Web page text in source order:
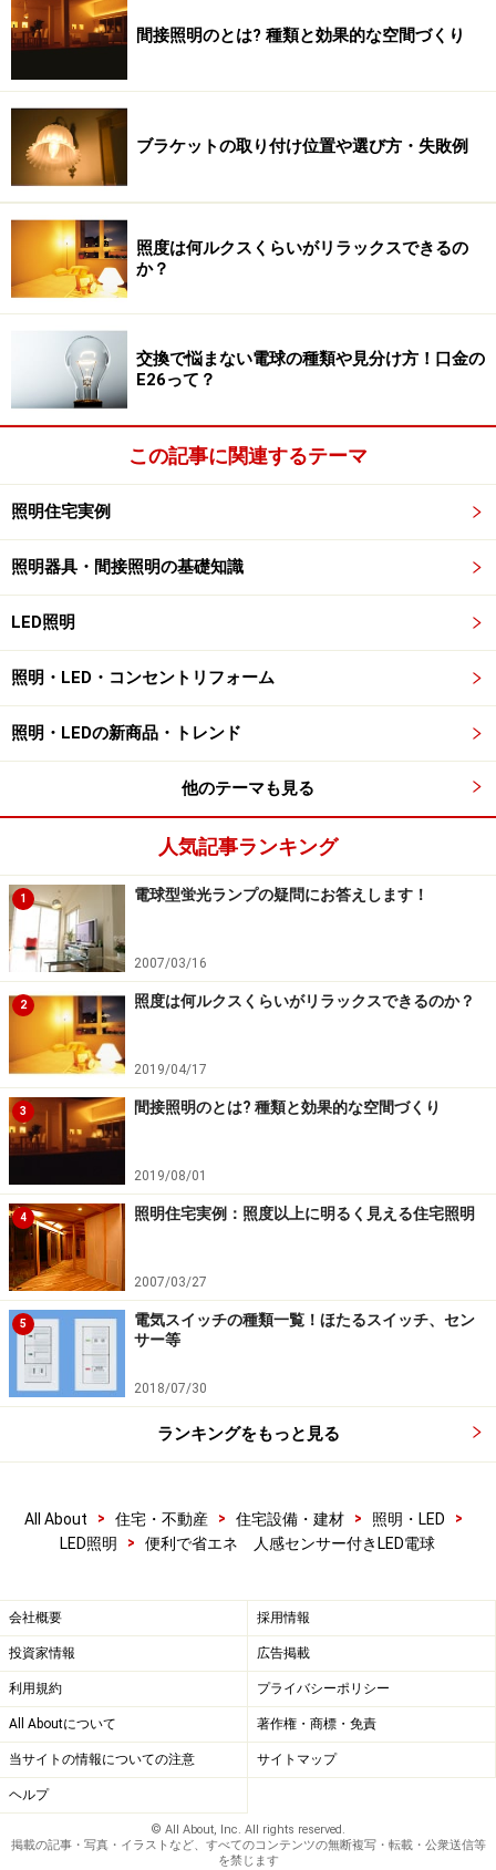
間接照明のとは? 種類と効果的な空間づくり
ブラケットの取り付け位置や選び方・失敗例
照度は何ルクスくらいがリラックスできるの
か？
交換で悩まない電球の種類や見分け方！口金の
E26って？
この記事に関連するテーマ
照明住宅実例
照明器具・間接照明の基礎知識
LED照明
照明・LED・コンセントリフォーム
照明・LEDの新商品・トレンド
他のテーマも見る
人気記事ランキング
1 電球型蛍光ランプの疑問にお答えします！
2007/03/16
2 照度は何ルクスくらいがリラックスできるのか？
2019/04/17
3 間接照明のとは? 種類と効果的な空間づくり
2019/08/01
4 照明住宅実例：照度以上に明るく見える住宅照明
2007/03/27
5
電気スイッチの種類一覧！ほたるスイッチ、セン
サー等
2018/07/30
ランキングをもっと見る
All About > 住宅・不動産 > 住宅設備・建材 > 照明・LED
>
LED照明
> 便利で省エネ 人感センサー付きLED電球
会社概要 採用情報
投資家情報 広告掲載
利用規約 プライバシーポリシー
All Aboutについて 著作権・商標・免責
当サイトの情報についての注意 サイトマップ
ヘルプ
© All About, Inc. All rights reserved.
掲載の記事・写真・イラストなど、すべてのコンテンツの無断複写・転載・公衆送信等
を禁じます